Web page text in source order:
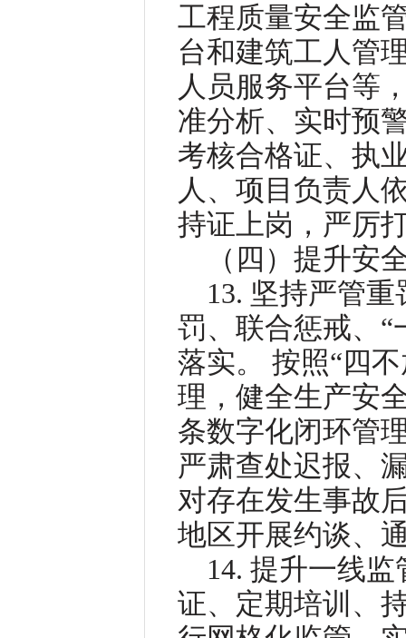
工程质量安全监
台和建筑工人管
人员服务平台等
准分析、实时预
考核合格证、执
人、项目负责人
持证上岗，严厉
（四）提升安
13. 坚持严管
罚、联合惩戒、“
落实。 按照“四
理，健全生产安
条数字化闭环管
严肃查处迟报、
对存在发生事故
地区开展约谈、
14. 提升一线
证、定期培训、